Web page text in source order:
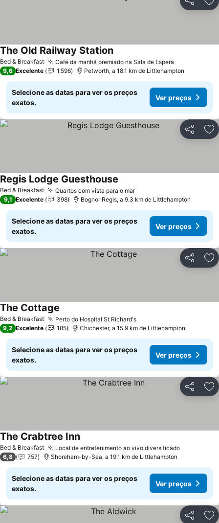
Partilhar
Bed & Breakfast Café da manhã premiado na Sala de Espera
The Old Railway StationVer preços
9,6 Excelente 1.596 Petworth, a 18.1 km de Littlehampton
Selecione as datas para ver os preços
exatos.
Ver preços
Partilhar
Bed & Breakfast Quartos com vista para o marVer preços
Regis Lodge Guesthouse
9,1 Excelente 398 Bognor Regis, a 9.3 km de Littlehampton
Selecione as datas para ver os preços
exatos.
Ver preços
Partilhar
Bed & Breakfast Perto do Hospital St Richard'sVer preços
The Cottage
9,2 Excelente 185 Chichester, a 15.9 km de Littlehampton
Selecione as datas para ver os preços
exatos.
Ver preços
Partilhar
Bed & Breakfast Local de entretenimento ao vivo diversificadoVer preços
The Crabtree InnVer preços
6,8 757 Shoreham-by-Sea, a 19.1 km de Littlehampton
Selecione as datas para ver os preços
exatos.
Ver preços
Partilhar